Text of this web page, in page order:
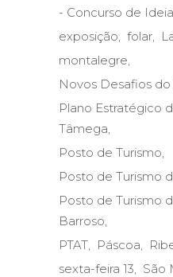
- Concurso de
exposição
folar
montalegre
Novos Desafios do
Plano Estratégico
Tâmega
Posto de Turismo
Posto de Turismo
Posto de Turismo
Barroso
PTAT
Páscoa
sexta-feira 13
São